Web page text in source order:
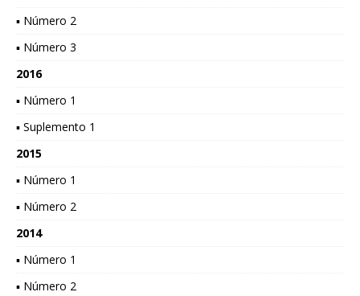
▪ Número 2
▪ Número 3
2016
▪ Número 1
▪ Suplemento 1
2015
▪ Número 1
▪ Número 2
2014
▪ Número 1
▪ Número 2